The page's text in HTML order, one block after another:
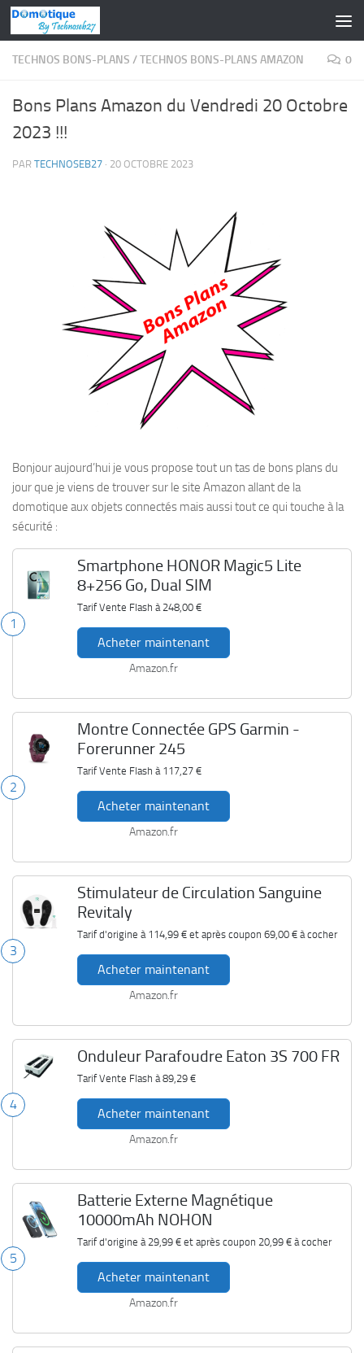
Skip to content
TECHNOS BONS-PLANS /TECHNOS BONS-PLANS AMAZON 0
Bons Plans Amazon du Vendredi 20 Octobre
2023 !!!
PAR TECHNOSEB27 · 20 OCTOBRE 2023
Bonjour aujourd’hui je vous propose tout un tas de bons plans du
jour que je viens de trouver sur le site Amazon allant de la
domotique aux objets connectés mais aussi tout ce qui touche à la
sécurité :
1
Smartphone HONOR Magic5 Lite
8+256 Go, Dual SIM
Tarif Vente Flash à 248,00 €
Acheter maintenant
Amazon.fr
2
Montre Connectée GPS Garmin -
Forerunner 245
Tarif Vente Flash à 117,27 €
Acheter maintenant
Amazon.fr
3
Stimulateur de Circulation Sanguine
Revitaly
Tarif d'origine à 114,99 €et après coupon 69,00 €à cocher
Acheter maintenant
Amazon.fr
4
Onduleur Parafoudre Eaton 3S 700 FR
Tarif Vente Flash à89,29 €
Acheter maintenant
Amazon.fr
5
Batterie Externe Magnétique
10000mAh NOHON
Tarif d'origine à 29,99 €et après coupon 20,99 €à cocher
Acheter maintenant
Amazon.fr